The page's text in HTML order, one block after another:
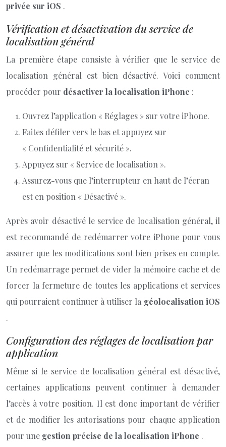
privée sur iOS .
Vérification et désactivation du service de
localisation général
La première étape consiste à vérifier que le service de
localisation général est bien désactivé. Voici comment
procéder pour désactiver la localisation iPhone :
Ouvrez l’application « Réglages » sur votre iPhone.
Faites défiler vers le bas et appuyez sur
« Confidentialité et sécurité ».
Appuyez sur « Service de localisation ».
Assurez-vous que l’interrupteur en haut de l’écran
est en position « Désactivé ».
Après avoir désactivé le service de localisation général, il
est recommandé de redémarrer votre iPhone pour vous
assurer que les modifications sont bien prises en compte.
Un redémarrage permet de vider la mémoire cache et de
forcer la fermeture de toutes les applications et services
qui pourraient continuer à utiliser la géolocalisation iOS
.
Configuration des réglages de localisation par
application
Même si le service de localisation général est désactivé,
certaines applications peuvent continuer à demander
l’accès à votre position. Il est donc important de vérifier
et de modifier les autorisations pour chaque application
pour une gestion précise de la localisation iPhone .